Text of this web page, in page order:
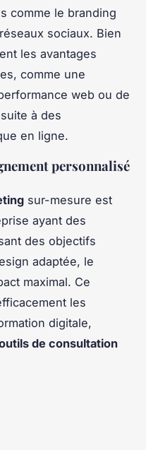
comme le branding
sociaux. Bien
les avantages
comme une
web ou de
à des
en ligne.
personnalisé
sur-mesure est
ayant des
des objectifs
adaptée, le
maximal. Ce
les
digitale,
de consultation